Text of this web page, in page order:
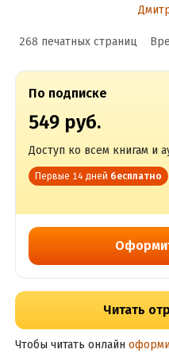
268 печатных страниц
По подписке
549 руб.
Доступ ко всем книгам и
Первые 14 дней бесплатно
Читать
Чтобы читать онлайн